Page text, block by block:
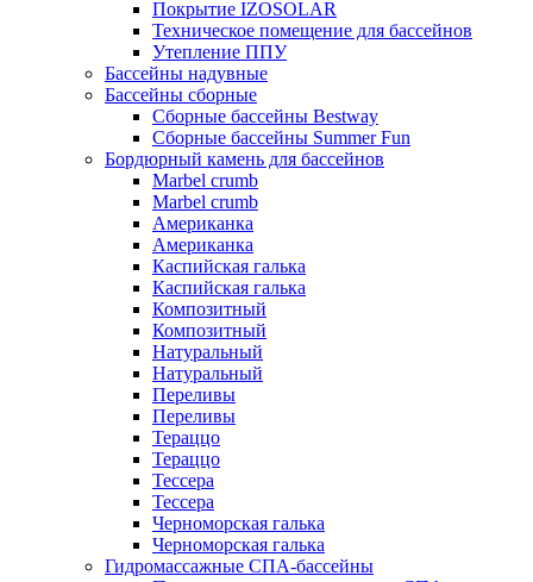
Покрытие IZOSOLAR
Техническое помещение для бассейнов
Утепление ППУ
Бассейны надувные
Бассейны сборные
Сборные бассейны Bestway
Сборные бассейны Summer Fun
Бордюрный камень для бассейнов
Marbel crumb
Marbel crumb
Американка
Американка
Каспийская галька
Каспийская галька
Композитный
Композитный
Натуральный
Натуральный
Переливы
Переливы
Тераццо
Тераццо
Тессера
Тессера
Черноморская галька
Черноморская галька
Гидромассажные СПА-бассейны